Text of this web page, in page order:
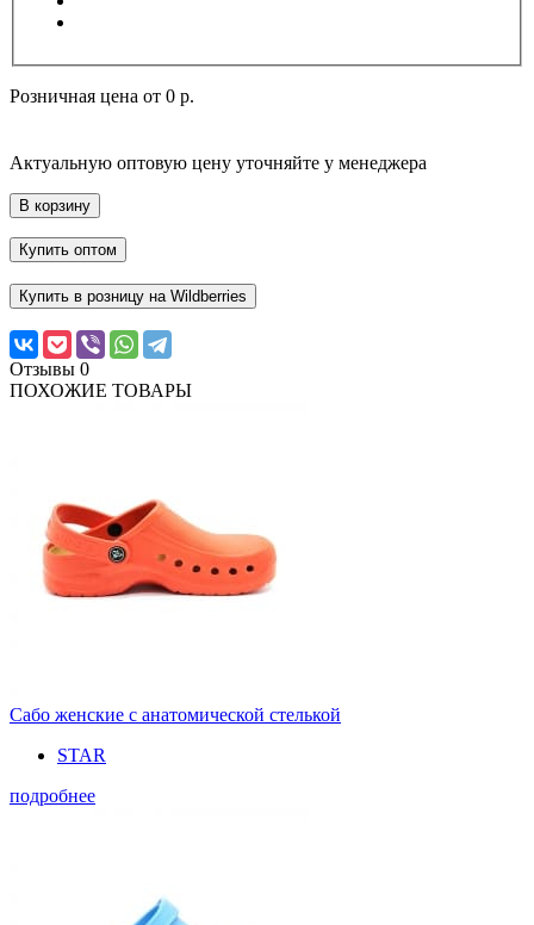
Розничная цена от 0 р.
Актуальную оптовую цену уточняйте у менеджера
В корзину
Купить оптом
Купить в розницу на Wildberries
Отзывы 0
ПОХОЖИЕ ТОВАРЫ
Сабо женские с анатомической стелькой
STAR
подробнее